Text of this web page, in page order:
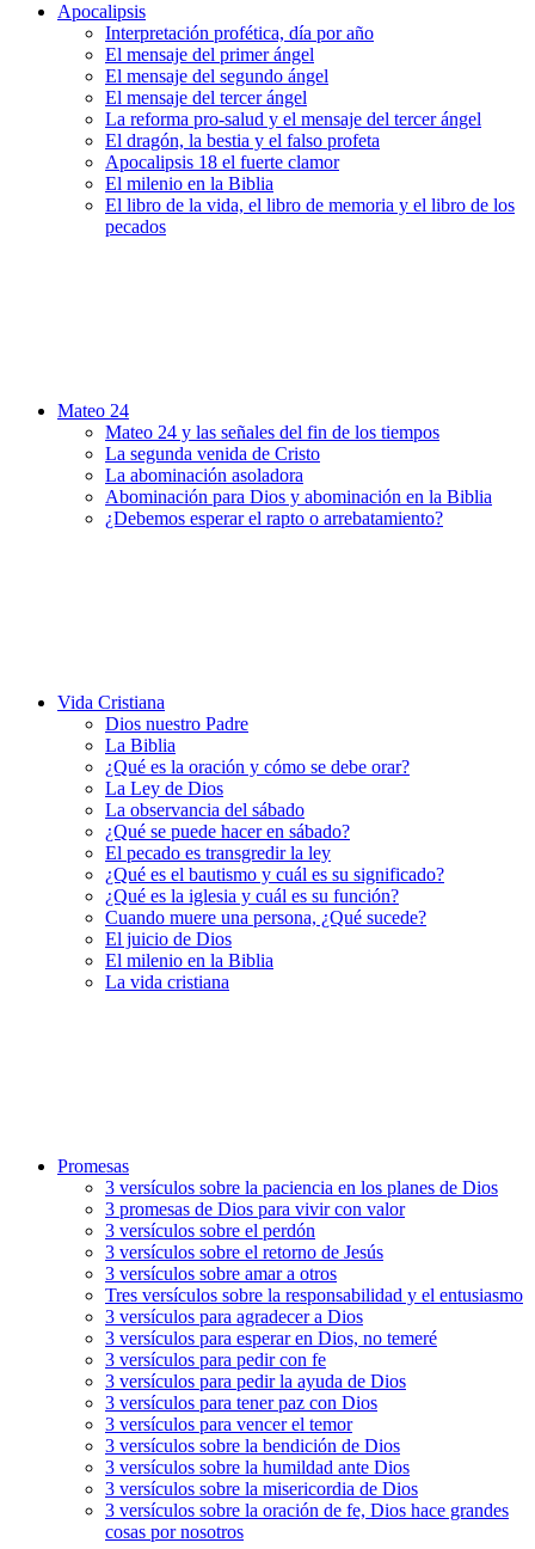
Apocalipsis
Interpretación profética, día por año
El mensaje del primer ángel
El mensaje del segundo ángel
El mensaje del tercer ángel
La reforma pro-salud y el mensaje del tercer ángel
El dragón, la bestia y el falso profeta
Apocalipsis 18 el fuerte clamor
El milenio en la Biblia
El libro de la vida, el libro de memoria y el libro de los
pecados
Mateo 24
Mateo 24 y las señales del fin de los tiempos
La segunda venida de Cristo
La abominación asoladora
Abominación para Dios y abominación en la Biblia
¿Debemos esperar el rapto o arrebatamiento?
Vida Cristiana
Dios nuestro Padre
La Biblia
¿Qué es la oración y cómo se debe orar?
La Ley de Dios
La observancia del sábado
¿Qué se puede hacer en sábado?
El pecado es transgredir la ley
¿Qué es el bautismo y cuál es su significado?
¿Qué es la iglesia y cuál es su función?
Cuando muere una persona, ¿Qué sucede?
El juicio de Dios
El milenio en la Biblia
La vida cristiana
Promesas
3 versículos sobre la paciencia en los planes de Dios
3 promesas de Dios para vivir con valor
3 versículos sobre el perdón
3 versículos sobre el retorno de Jesús
3 versículos sobre amar a otros
Tres versículos sobre la responsabilidad y el entusiasmo
3 versículos para agradecer a Dios
3 versículos para esperar en Dios, no temeré
3 versículos para pedir con fe
3 versículos para pedir la ayuda de Dios
3 versículos para tener paz con Dios
3 versículos para vencer el temor
3 versículos sobre la bendición de Dios
3 versículos sobre la humildad ante Dios
3 versículos sobre la misericordia de Dios
3 versículos sobre la oración de fe, Dios hace grandes
cosas por nosotros